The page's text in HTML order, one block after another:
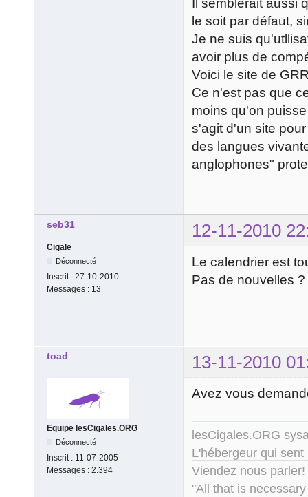
Il semblerait aussi
le soit par défaut,
Je ne suis
avoir plus de
Voici le site de
Ce n'est pas que
moins qu'on
s'agit d'un site
des langues
anglophones"
seb31 12-11-2010
Cigale
Déconnecté
Inscrit : 27-10-2010
Messages : 13
Le calendrier est
Pas de nouvelles ?
toad 13-11-2010
Equipe lesCigales.ORG
Déconnecté
Inscrit : 11-07-2005
Messages : 2.394
Avez vous
lesCigales.ORG
L'hébergeur qui
Viendez nous parler!
"All that is